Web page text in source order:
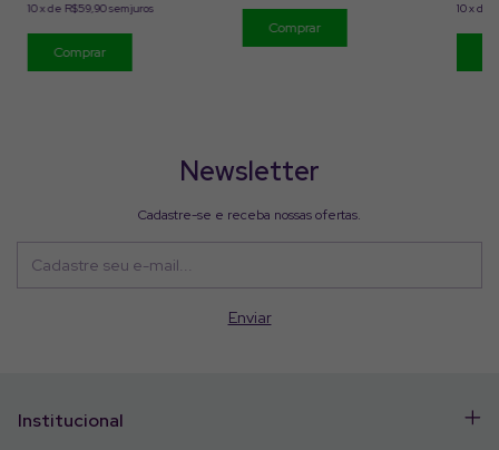
10xde R$59,90sem juros 10xde
Newsletter
Cadastre-se e receba nossas ofertas.
Institucional